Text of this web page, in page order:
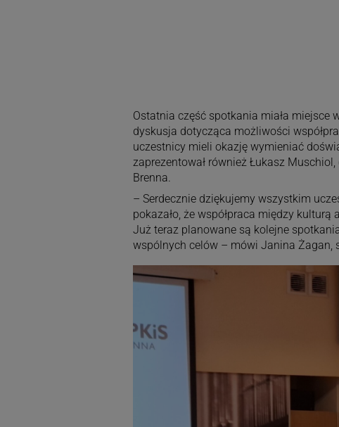
Ostatnia część spotkania miała miejsce
dyskusja dotycząca możliwości
uczestnicy mieli okazję wymieniać
zaprezentował również Łukasz
Brenna.
– Serdecznie dziękujemy wszystkim
pokazało, że współpraca między
Już teraz planowane są kolejne
wspólnych celów – mówi Janina Żagan,